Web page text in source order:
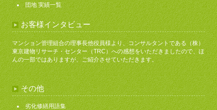
団地 実績一覧
お客様インタビュー
マンション管理組合の理事長他役員様より、コンサルタントである（株）
東京建物リサーチ・センター（TRC）への感想をいただきましたので、ほ
んの一部ではありますが、ご紹介させていただきます。
その他
劣化修繕用語集